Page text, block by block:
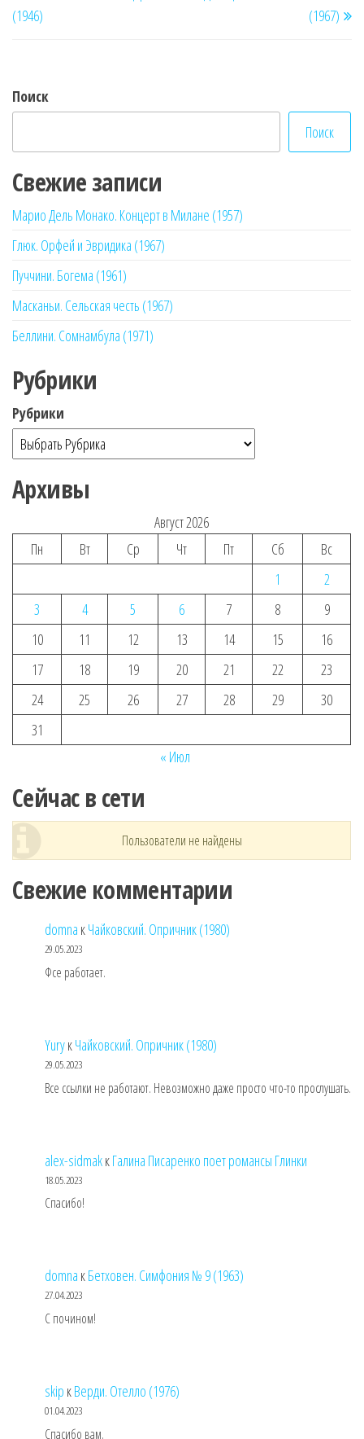
записям
(1946)
(1967)
Поиск
Поиск
Свежие записи
Марио Дель Монако. Концерт в Милане (1957)
Глюк. Орфей и Эвридика (1967)
Пуччини. Богема (1961)
Масканьи. Сельская честь (1967)
Беллини. Сомнамбула (1971)
Рубрики
Рубрики
Архивы
Август 2026
Пн
Вт Ср Чт Пт Сб
Вс
1
2
3
4 5 6 7 8
9
10
11 12 13 14 15
16
17
18 19 20 21 22
23
24
25 26 27 28 29
30
31
« Июл
Сейчас в сети
Пользователи не найдены
Свежие комментарии
domna кЧайковский. Опричник (1980)
29.05.2023
Фсе работает.
YuryкЧайковский. Опричник (1980)
29.05.2023
Все ссылки не работают. Невозможно даже просто что-то прослушать.
alex-sidmakкГалина Писаренко поет романсы Глинки
18.05.2023
Спасибо!
domna кБетховен. Симфония № 9 (1963)
27.04.2023
С почином!
skip кВерди. Отелло (1976)
01.04.2023
Спасибо вам.